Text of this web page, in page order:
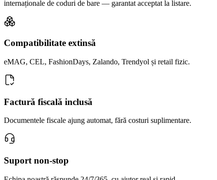
internaționale de coduri de bare — garantat acceptat la listare.
Compatibilitate extinsă
eMAG, CEL, FashionDays, Zalando, Trendyol și retail fizic.
Factură fiscală inclusă
Documentele fiscale ajung automat, fără costuri suplimentare.
Suport non-stop